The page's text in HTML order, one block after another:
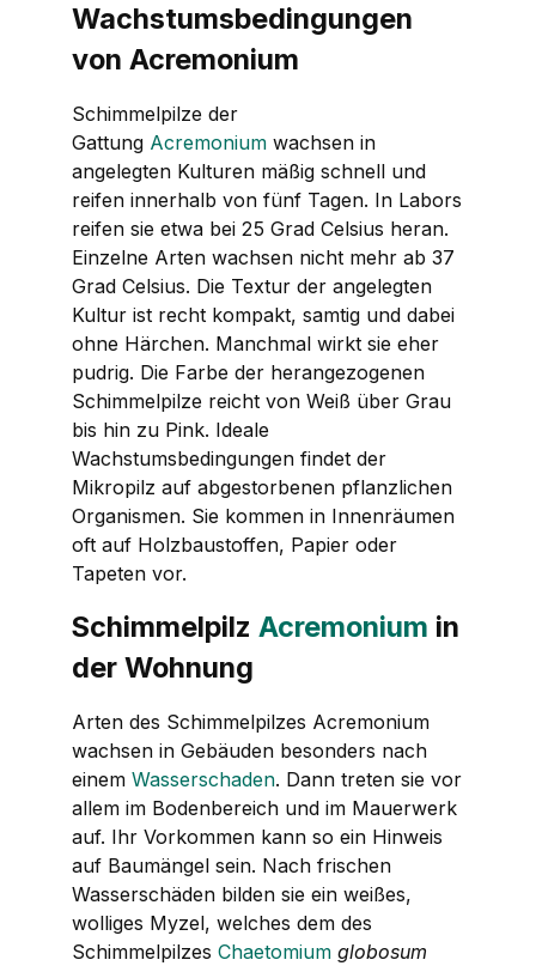
Wachstumsbedingungen
von Acremonium
Schimmelpilze der
Gattung Acremonium wachsen in
angelegten Kulturen mäßig schnell und
reifen innerhalb von fünf Tagen. In Labors
reifen sie etwa bei 25 Grad Celsius heran.
Einzelne Arten wachsen nicht mehr ab 37
Grad Celsius. Die Textur der angelegten
Kultur ist recht kompakt, samtig und dabei
ohne Härchen. Manchmal wirkt sie eher
pudrig. Die Farbe der herangezogenen
Schimmelpilze reicht von Weiß über Grau
bis hin zu Pink. Ideale
Wachstumsbedingungen findet der
Mikropilz auf abgestorbenen pflanzlichen
Organismen. Sie kommen in Innenräumen
oft auf Holzbaustoffen, Papier oder
Tapeten vor.
Schimmelpilz Acremonium in
der Wohnung
Arten des Schimmelpilzes Acremonium
wachsen in Gebäuden besonders nach
einem Wasserschaden. Dann treten sie vor
allem im Bodenbereich und im Mauerwerk
auf. Ihr Vorkommen kann so ein Hinweis
auf Baumängel sein. Nach frischen
Wasserschäden bilden sie ein weißes,
wolliges Myzel, welches dem des
Schimmelpilzes Chaetomium globosum